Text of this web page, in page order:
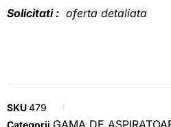
Solicitati : oferta detaliata
SKU479
Categorii GAMA DE